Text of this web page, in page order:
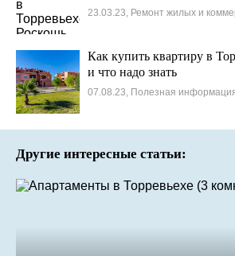
23.03.23, Ремонт жилых и
Как купить квартиру в
и что надо знать
07.08.23, Полезная
Другие интересные статьи: